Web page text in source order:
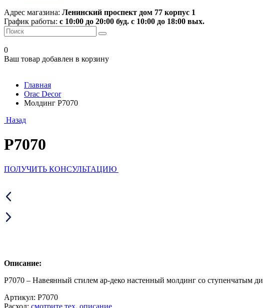
Адрес магазина: Ленинский проспект дом 77 корпус 1
График работы: с 10:00 до 20:00 буд. с 10:00 до 18:00 вых.
0
Ваш товар добавлен в корзину
Главная
Orac Decor
Молдинг P7070
Назад
P7070
ПОЛУЧИТЬ КОНСУЛЬТАЦИЮ
Описание:
P7070 – Навеянный стилем ар-деко настенный молдинг со ступенчатым
Артикул: P7070
Расход: смотрите тех. описание